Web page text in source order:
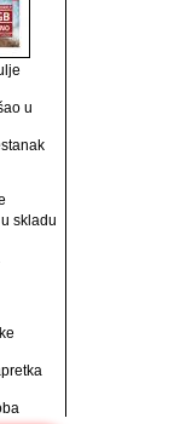
u
skladu